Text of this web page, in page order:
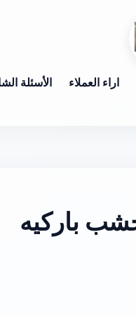
اراء العملاء الأسئلة
باركيه